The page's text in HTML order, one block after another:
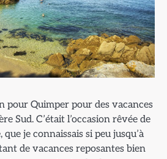
pour Quimper pour des vacances
Sud. C’était l’occasion rêvée de
je connaissais si peu jusqu’à
de vacances reposantes bien